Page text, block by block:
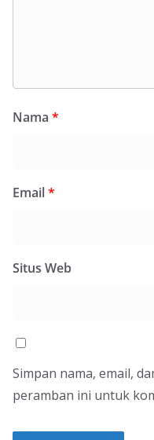
Nama *
Email*
Situs Web
Simpan nama, email,
peramban ini untuk